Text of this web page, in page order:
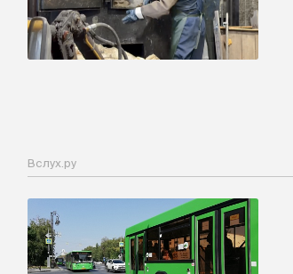
Вслух.ру